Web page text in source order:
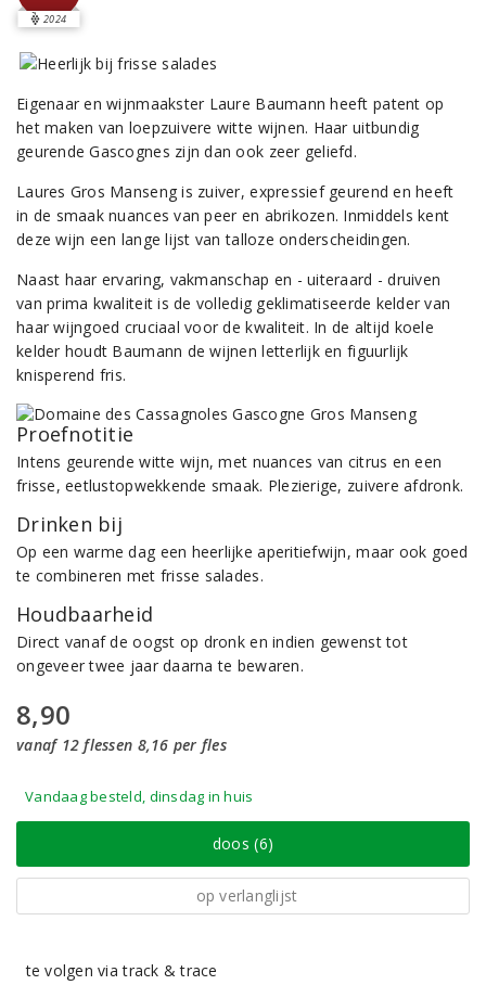
2024
Eigenaar en wijnmaakster Laure Baumann heeft patent op
het maken van loepzuivere witte wijnen. Haar uitbundig
geurende Gascognes zijn dan ook zeer geliefd.
Laures Gros Manseng is zuiver, expressief geurend en heeft
in de smaak nuances van peer en abrikozen. Inmiddels kent
deze wijn een lange lijst van talloze onderscheidingen.
Naast haar ervaring, vakmanschap en - uiteraard - druiven
van prima kwaliteit is de volledig geklimatiseerde kelder van
haar wijngoed cruciaal voor de kwaliteit. In de altijd koele
kelder houdt Baumann de wijnen letterlijk en figuurlijk
knisperend fris.
Proefnotitie
Intens geurende witte wijn, met nuances van citrus en een
frisse, eetlustopwekkende smaak. Plezierige, zuivere afdronk.
Drinken bij
Op een warme dag een heerlijke aperitiefwijn, maar ook goed
te combineren met frisse salades.
Houdbaarheid
Direct vanaf de oogst op dronk en indien gewenst tot
ongeveer twee jaar daarna te bewaren.
8,90
vanaf 12 flessen 8,16 per fles
Vandaag besteld, dinsdag in huis
doos (6)
op verlanglijst
te volgen via track & trace